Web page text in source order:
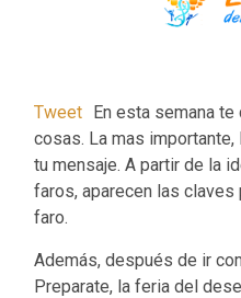
Tweet
En esta semana
cosas. La mas
tu mensaje. A partir de la
faros, aparecen las claves
faro.
Además, después de ir
Preparate, la feria del